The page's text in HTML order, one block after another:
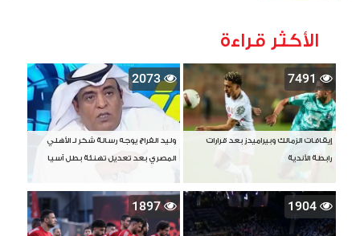
الأكثر قراءة
7491
إيقافات الزمالك وبيراميدز بعد قرارات
رابطة الأندية
2073
وليد الفراج يوجه رسالة شكر لـ الأهلي
المصري بعد تعديل تهنئة بطل آسيا
1904
1897